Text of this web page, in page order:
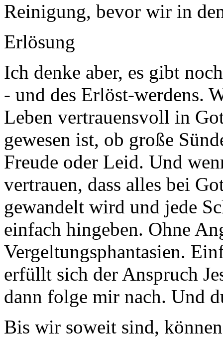
Reinigung, bevor wir in
Erlösung
Ich denke aber, es gibt
- und des Erlöst-werdens.
Leben vertrauensvoll in
gewesen ist, ob große
Freude oder Leid. Und
vertrauen, dass alles bei
gewandelt wird und jede
einfach hingeben. Ohne
Vergeltungsphantasien.
erfüllt sich der Anspruch
dann folge mir nach. Und
Bis wir soweit sind,